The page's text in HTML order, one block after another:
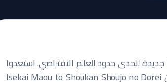
تتحدى حدود العالم الافتراضي. استعدوا
لجرعة مكثفة من الإثارة والكوميديا في الموسم الثاني من Isekai Maou to Shoukan Shoujo no Dorei